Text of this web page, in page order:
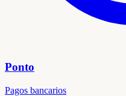
Ponto
Pagos bancarios